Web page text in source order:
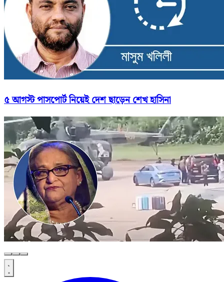
৫ আগস্ট পাসপোর্ট নিয়েই দেশ ছাড়েন শেখ হাসিনা